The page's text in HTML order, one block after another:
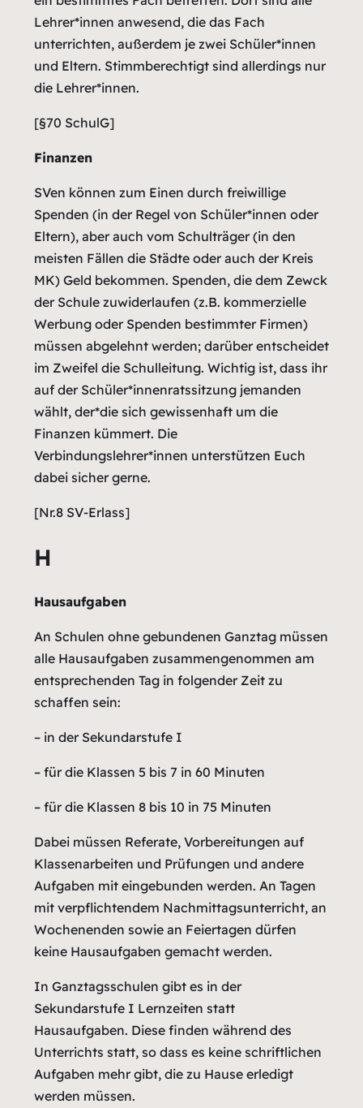
Lehrer*innen anwesend, die das Fach
unterrichten, außerdem je zwei Schüler*innen
und Eltern. Stimmberechtigt sind allerdings nur
die Lehrer*innen.
[§70 SchulG]
Finanzen
SVen können zum Einen durch freiwillige
Spenden (in der Regel von Schüler*innen oder
Eltern), aber auch vom Schulträger (in den
meisten Fällen die Städte oder auch der Kreis
MK) Geld bekommen. Spenden, die dem Zewck
der Schule zuwiderlaufen (z.B. kommerzielle
Werbung oder Spenden bestimmter Firmen)
müssen abgelehnt werden; darüber entscheidet
im Zweifel die Schulleitung. Wichtig ist, dass ihr
auf der Schüler*innenratssitzung jemanden
wählt, der*die sich gewissenhaft um die
Finanzen kümmert. Die
Verbindungslehrer*innen unterstützen Euch
dabei sicher gerne.
[Nr.8 SV-Erlass]
H
Hausaufgaben
An Schulen ohne gebundenen Ganztag müssen
alle Hausaufgaben zusammengenommen am
entsprechenden Tag in folgender Zeit zu
schaffen sein:
– in der Sekundarstufe I
– für die Klassen 5 bis 7 in 60 Minuten
– für die Klassen 8 bis 10 in 75 Minuten
Dabei müssen Referate, Vorbereitungen auf
Klassenarbeiten und Prüfungen und andere
Aufgaben mit eingebunden werden. An Tagen
mit verpflichtendem Nachmittagsunterricht, an
Wochenenden sowie an Feiertagen dürfen
keine Hausaufgaben gemacht werden.
In Ganztagsschulen gibt es in der
Sekundarstufe I Lernzeiten statt
Hausaufgaben. Diese finden während des
Unterrichts statt, so dass es keine schriftlichen
Aufgaben mehr gibt, die zu Hause erledigt
werden müssen.